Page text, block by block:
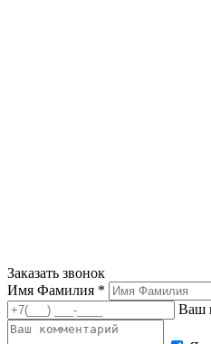
Заказать звонок
Имя Фамилия *
Ваш